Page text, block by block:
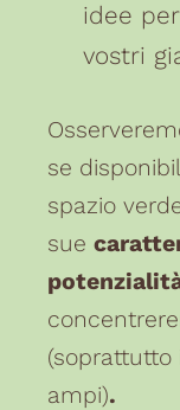
idee
vostri
se
spazio
sue
ampi).